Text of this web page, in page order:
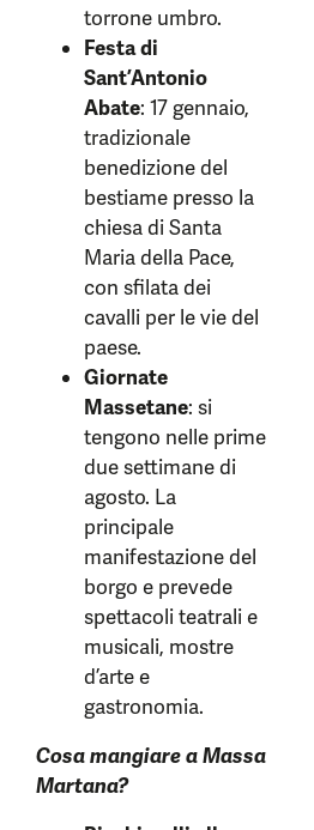
torrone umbro.
Festa di
Sant’Antonio
Abate: 17 gennaio,
tradizionale
benedizione del
bestiame presso la
chiesa di Santa
Maria della Pace,
con sfilata dei
cavalli per le vie del
paese.
Giornate
Massetane: si
tengono nelle prime
due settimane di
agosto. La
principale
manifestazione del
borgo e prevede
spettacoli teatrali e
musicali, mostre
d’arte e
gastronomia.
Cosa mangiare a Massa
Martana?